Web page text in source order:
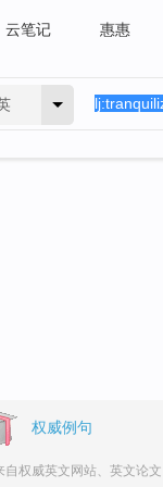
云笔记 惠惠
权威例句
自权威英文网站、英文论文